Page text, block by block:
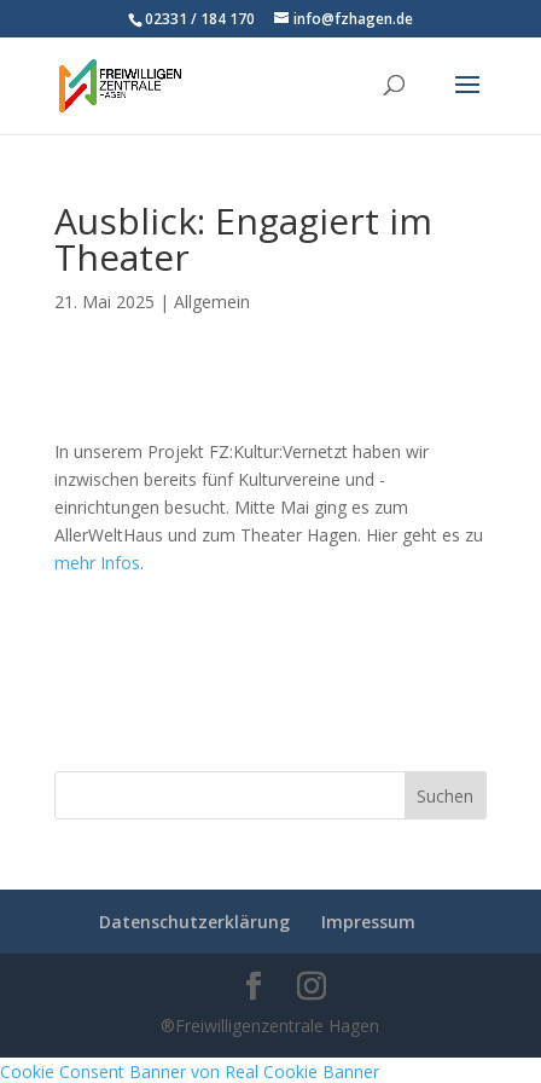
02331 / 184 170 info@fzhagen.de
Ausblick: Engagiert im
Theater
21. Mai 2025 | Allgemein
In unserem Projekt FZ:Kultur:Vernetzt haben wir
inzwischen bereits fünf Kulturvereine und -
einrichtungen besucht. Mitte Mai ging es zum
AllerWeltHaus und zum Theater Hagen. Hier geht es zu
mehr Infos.
Datenschutzerklärung Impressum
®Freiwilligenzentrale Hagen
Cookie Consent Banner von Real Cookie Banner